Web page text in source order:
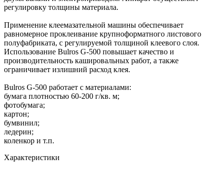
регулировку толщины материала.
Применение клеемазательной машины обеспечивает
равномерное проклеивание крупноформатного листового
полуфабриката, с регулируемой толщиной клеевого слоя.
Использование Bulros G-500 повышает качество и
производительность кашировальных работ, а также
ограничивает излишний расход клея.
Bulros G-500 работает с материалами:
бумага плотностью 60-200 г/кв. м;
фотобумага;
картон;
бумвинил;
ледерин;
коленкор и т.п.
Характеристики